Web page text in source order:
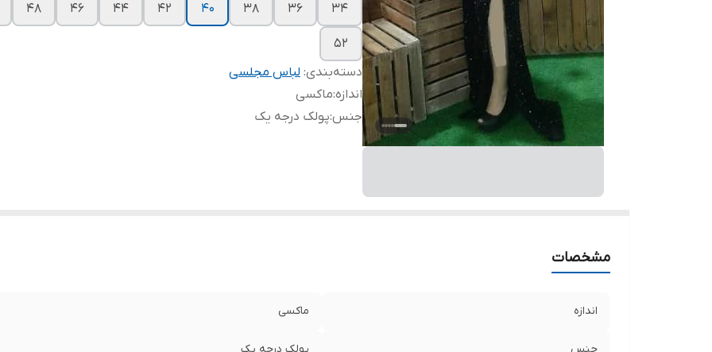
۳۴
۳۶ ۳۸ ۴۰ ۴۲ ۴۴ ۴۶ ۴۸
۵۲
دسته‌بندی: لباس مجلسی
اندازه:ماکسی
جنس:پولک درجه یک
مشخصات
اندازه ماکسی